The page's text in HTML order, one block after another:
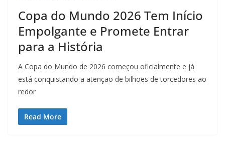
Copa do Mundo 2026 Tem Início
Empolgante e Promete Entrar
para a História
A Copa do Mundo de 2026 começou oficialmente e já
está conquistando a atenção de bilhões de torcedores ao
redor
Read More